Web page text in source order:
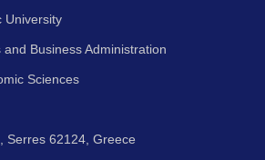
University
Business Administration
Sciences
Serres 62124, Greece